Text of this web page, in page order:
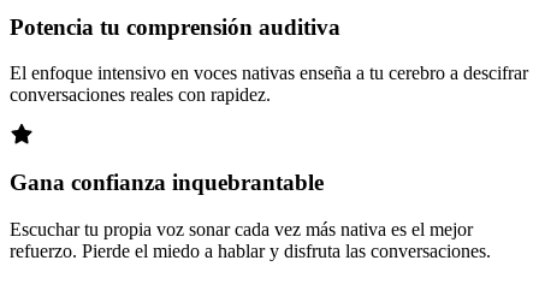
Potencia tu comprensión auditiva
El enfoque intensivo en voces nativas enseña a tu cerebro a descifrar
conversaciones reales con rapidez.
Gana confianza inquebrantable
Escuchar tu propia voz sonar cada vez más nativa es el mejor
refuerzo. Pierde el miedo a hablar y disfruta las conversaciones.